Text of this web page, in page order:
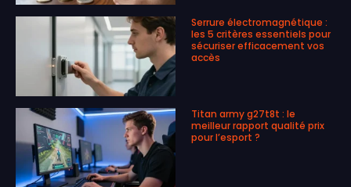
Serrure électromagnétique :
les 5 critères essentiels pour
sécuriser efficacement vos
accès
Titan army g27t8t : le
meilleur rapport qualité prix
pour l’esport ?